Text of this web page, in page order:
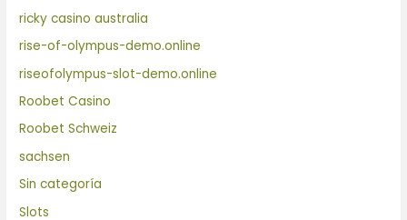
ricky casino australia
rise-of-olympus-demo.online
riseofolympus-slot-demo.online
Roobet Casino
Roobet Schweiz
sachsen
Sin categoría
Slots